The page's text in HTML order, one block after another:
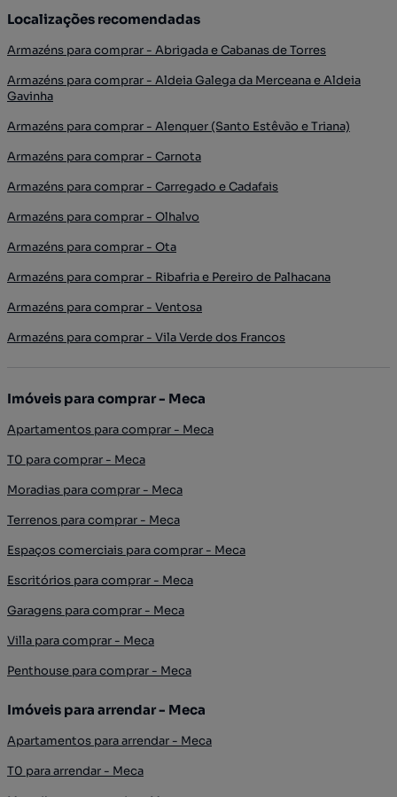
Localizações recomendadas
Armazéns para comprar - Abrigada e Cabanas de Torres
Armazéns para comprar - Aldeia Galega da Merceana e Aldeia
Gavinha
Armazéns para comprar - Alenquer (Santo Estêvão e Triana)
Armazéns para comprar - Carnota
Armazéns para comprar - Carregado e Cadafais
Armazéns para comprar - Olhalvo
Armazéns para comprar - Ota
Armazéns para comprar - Ribafria e Pereiro de Palhacana
Armazéns para comprar - Ventosa
Armazéns para comprar - Vila Verde dos Francos
Imóveis para comprar - Meca
Apartamentos para comprar - Meca
T0 para comprar - Meca
Moradias para comprar - Meca
Terrenos para comprar - Meca
Espaços comerciais para comprar - Meca
Escritórios para comprar - Meca
Garagens para comprar - Meca
Villa para comprar - Meca
Penthouse para comprar - Meca
Imóveis para arrendar - Meca
Apartamentos para arrendar - Meca
T0 para arrendar - Meca